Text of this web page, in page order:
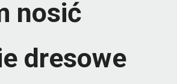
nosić
dresowe